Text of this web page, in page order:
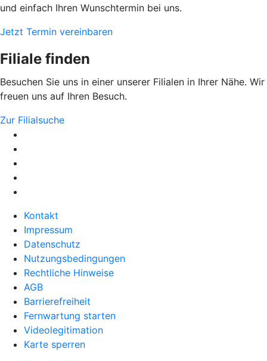
und einfach Ihren Wunschtermin bei uns.
Jetzt Termin vereinbaren
Filiale finden
Besuchen Sie uns in einer unserer Filialen in Ihrer Nähe. Wir
freuen uns auf Ihren Besuch.
Zur Filialsuche
Kontakt
Impressum
Datenschutz
Nutzungsbedingungen
Rechtliche Hinweise
AGB
Barrierefreiheit
Fernwartung starten
Videolegitimation
Karte sperren